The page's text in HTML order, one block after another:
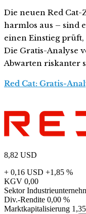
Die neuen Red
harmlos aus – sind
einen Einstieg prüft,
Die Gratis-Analyse
Abwarten riskanter
Red Cat: Gratis-
8,82 USD
+ 0,16 USD +1,85 %
KGV 0,00
Sektor
Div.-Rendite 0,00 %
Marktkapitalisierung